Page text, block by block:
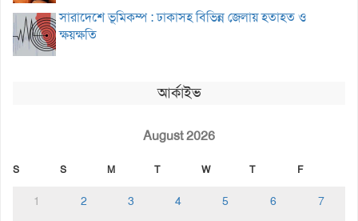
সারাদেশে ভূমিকম্প : ঢাকাসহ বিভিন্ন জেলায় হতাহত ও
ক্ষয়ক্ষতি
আর্কাইভ
August 2026
S S M T W T F
1 2 3 4 5 6
7